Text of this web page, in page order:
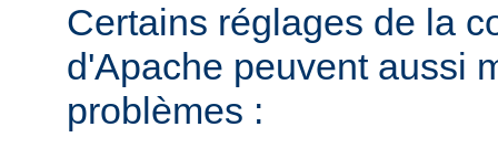
Certains réglages de la
d'Apache peuvent aussi
problèmes :